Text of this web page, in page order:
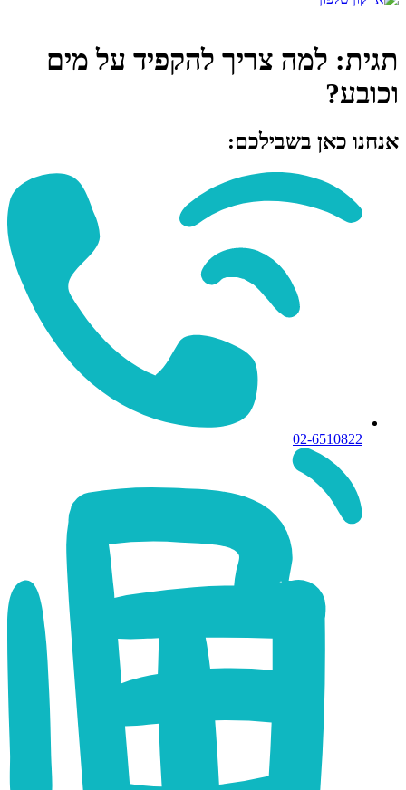
תגית: למה צריך להקפיד על מים
וכובע?
אנחנו כאן בשבילכם:
02-6510822